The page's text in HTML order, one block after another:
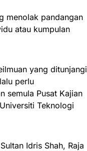
menolak pandangan
atau kumpulan
yang ditunjangi
perlu
semula Pusat Kajian
Teknologi
Idris Shah, Raja